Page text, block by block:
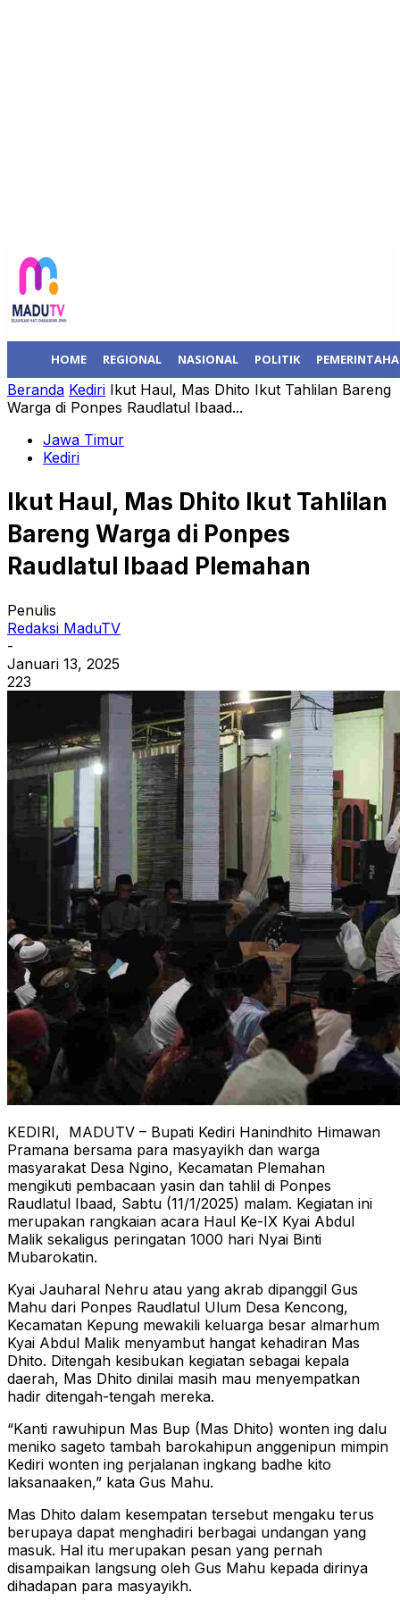
HOME REGIONAL NASIONAL POLITIK
Beranda Kediri Ikut Haul, Mas Dhito Ikut Tahlilan Bareng
Warga di Ponpes Raudlatul Ibaad...
Jawa Timur
Kediri
Ikut Haul, Mas Dhito Ikut Tahlilan
Bareng Warga di Ponpes
Raudlatul Ibaad Plemahan
Penulis
Redaksi MaduTV
-
Januari 13, 2025
223
KEDIRI, MADUTV – Bupati Kediri Hanindhito Himawan
Pramana bersama para masyayikh dan warga
masyarakat Desa Ngino, Kecamatan Plemahan
mengikuti pembacaan yasin dan tahlil di Ponpes
Raudlatul Ibaad, Sabtu (11/1/2025) malam. Kegiatan ini
merupakan rangkaian acara Haul Ke-IX Kyai Abdul
Malik sekaligus peringatan 1000 hari Nyai Binti
Mubarokatin.
Kyai Jauharal Nehru atau yang akrab dipanggil Gus
Mahu dari Ponpes Raudlatul Ulum Desa Kencong,
Kecamatan Kepung mewakili keluarga besar almarhum
Kyai Abdul Malik menyambut hangat kehadiran Mas
Dhito. Ditengah kesibukan kegiatan sebagai kepala
daerah, Mas Dhito dinilai masih mau menyempatkan
hadir ditengah-tengah mereka.
“Kanti rawuhipun Mas Bup (Mas Dhito) wonten ing dalu
meniko sageto tambah barokahipun anggenipun mimpin
Kediri wonten ing perjalanan ingkang badhe kito
laksanaaken,” kata Gus Mahu.
Mas Dhito dalam kesempatan tersebut mengaku terus
berupaya dapat menghadiri berbagai undangan yang
masuk. Hal itu merupakan pesan yang pernah
disampaikan langsung oleh Gus Mahu kepada dirinya
dihadapan para masyayikh.